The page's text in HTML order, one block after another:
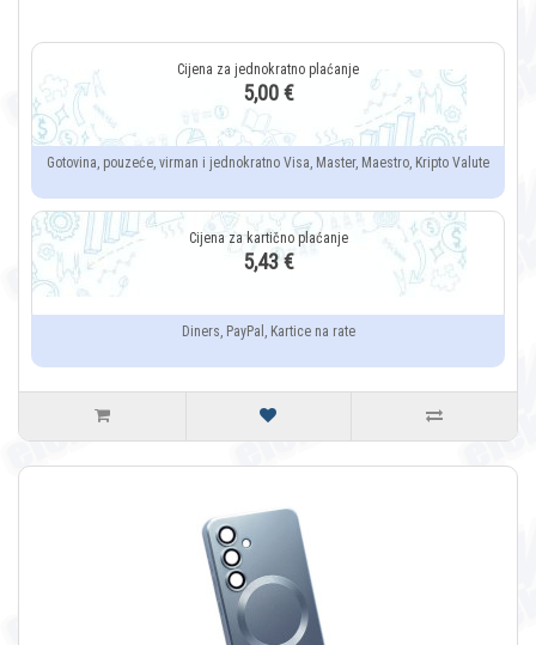
5,00 €
Gotovina, pouzeće, virman i jednokratno Visa, Master, Maestro, Kripto Valute
5,43 €
Diners, PayPal, Kartice na rate